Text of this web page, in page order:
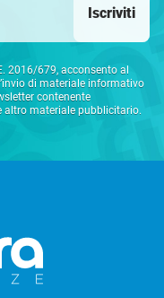
Iscriviti
2016/679, acconsento al
di materiale informativo
contenente
materiale pubblicitario.